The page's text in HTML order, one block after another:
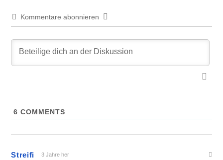
Kommentare abonnieren
6 COMMENTS
Streifi 3 Jahre her